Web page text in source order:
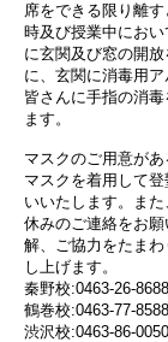
席をできる限り離
時及び授業中にお
に玄関及び窓の開
に、玄関に消毒用
皆さんに手指の消
ます。
マスクのご用意が
マスクを着用して
いいたします。ま
休みのご連絡をお
解、ご協力をたま
し上げます。
秦野校:0463-26-8688
鶴巻校:0463-77-8588
渋沢校:0463-86-0050